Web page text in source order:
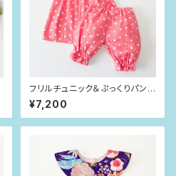
フリルチュニック＆ぷっくりパン
ツ ピンクドット（80-90size）
¥7,200